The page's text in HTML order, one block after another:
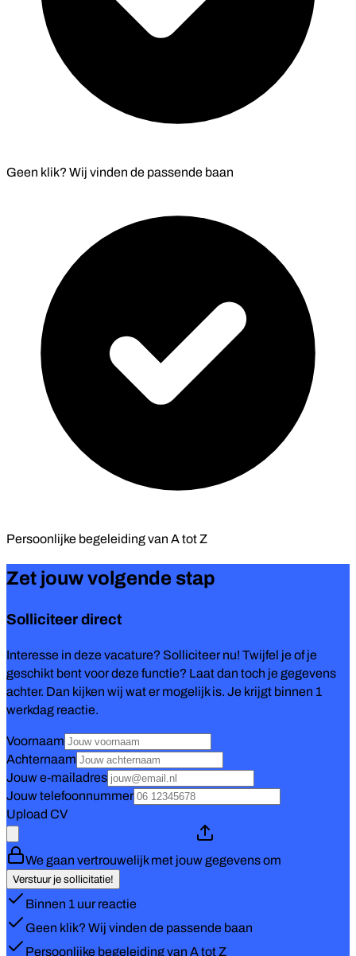
Geen klik? Wij vinden depassende baan
Persoonlijke begeleiding vanA tot Z
Zet jouw volgende stap
Solliciteer direct
Interesse in deze vacature? Solliciteer nu! Twijfel je of je
geschikt bent voor deze functie? Laat dan toch je gegevens
achter. Dan kijken wij wat er mogelijk is. Je krijgt binnen 1
werkdag reactie.
Voornaam
Achternaam
Jouw e-mailadres
Jouw telefoonnummer
Upload CV
We gaan vertrouwelijk met jouw gegevens om
Verstuur je sollicitatie!
Binnen 1 uur reactie
Geen klik? Wij vinden de passende baan
Persoonlijke begeleiding van A tot Z